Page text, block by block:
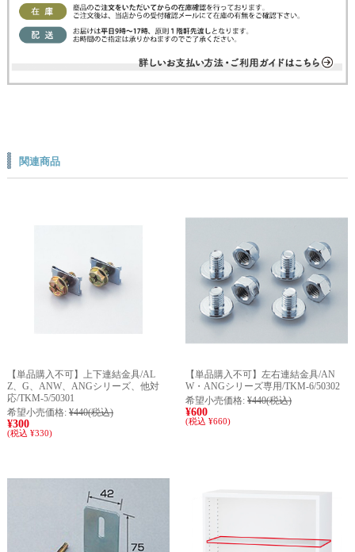
関連商品
【単品購入不可】上下連結金具/AL
Z、G、ANW、ANGシリーズ、他対
応/TKM-5/50301
希望小売価格: ¥440(税込)
¥300
(税込 ¥330)
【単品購入不可】左右連結金具/AN
W・ANGシリーズ専用/TKM-6/50302
希望小売価格: ¥440(税込)
¥600
(税込 ¥660)